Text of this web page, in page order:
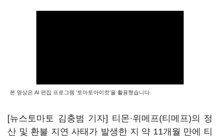
본 영상은 AI 편집 프로그램 '토마토아이컷'을 활용했습니다.
[뉴스토마토 김충범 기자] 티몬·위메프(티메프)의 정
산 및 환불 지연 사태가 발생한 지 약 11개월 만에 티